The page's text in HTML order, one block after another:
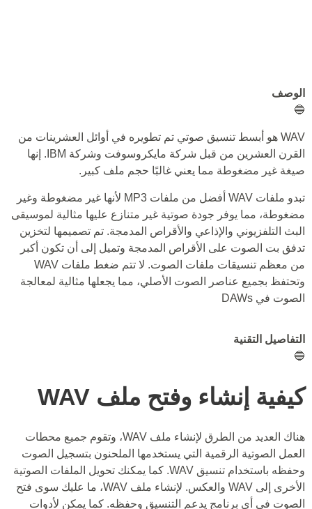
الوصف
🔵
WAV هو أبسط تنسيق صوتي تم تطويره في أوائل العشرينات من
القرن العشرين من قبل شركة مايكروسوفت وشركة IBM. إنها
صيغة غير مضغوطة مما يعني غالبًا حجم ملف كبير.
تبدو ملفات WAV أفضل من ملفات MP3 لأنها غير مضغوطة وغير
مضغوطة، مما يوفر جودة صوتية غير متنازع عليها مثالية لموسيقى
البث التلفزيوني والإذاعي والأقراص المدمجة. تم تصميمها لتخزين
تدفق بت الصوت على الأقراص المدمجة وتميل إلى أن تكون أكبر
من معظم تنسيقات ملفات الصوت. لا تتم ضغط ملفات WAV
وتحتفظ بجميع عناصر الصوت الأصلي، مما يجعلها مثالية لمعالجة
الصوت في DAWs
التفاصيل التقنية
🔵
كيفية إنشاء وفتح ملف WAV
هناك العديد من الطرق لإنشاء ملف WAV، وتقوم جميع محطات
العمل الصوتية الرقمية التي يستخدمها الملحنون بتسجيل الصوت
وحفظه باستخدام تنسيق WAV. كما يمكنك تحويل الملفات الصوتية
الأخرى إلى WAV والعكس. لإنشاء ملف WAV، ما عليك سوى فتح
الصوت في أي برنامج يدعم التنسيق وحفظه. كما يمكن لأدوات